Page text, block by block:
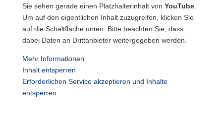
Sie sehen gerade einen Platzhalterinhalt von YouTube.
Um auf den eigentlichen Inhalt zuzugreifen, klicken Sie
auf die Schaltfläche unten. Bitte beachten Sie, dass
dabei Daten an Drittanbieter weitergegeben werden.
Mehr Informationen
Inhalt entsperren
Erforderlichen Service akzeptieren und Inhalte
entsperren